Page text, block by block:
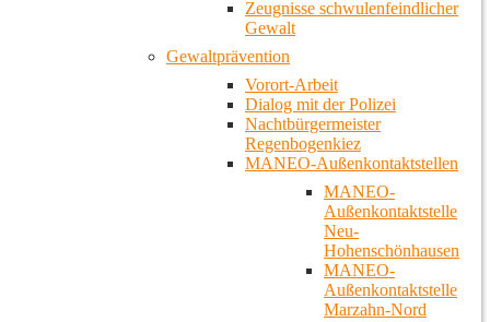
Zeugnisse schwulenfeindlicher
Gewalt
Gewaltprävention
Vorort-Arbeit
Dialog mit der Polizei
Nachtbürgermeister
Regenbogenkiez
MANEO-Außenkontaktstellen
MANEO-
Außenkontaktstelle
Neu-
Hohenschönhausen
MANEO-
Außenkontaktstelle
Marzahn-Nord